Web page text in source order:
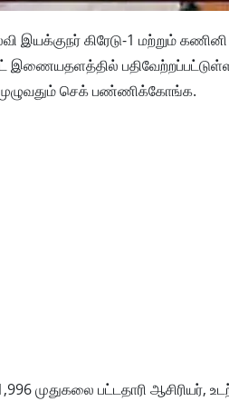
கிரேடு-1 மற்றும் கணினி
இணையதளத்தில்
முழுவதும் செக் பண்ணிக்கோங்க.
முதுகலை பட்​ட​தாரி ஆசிரியர்,